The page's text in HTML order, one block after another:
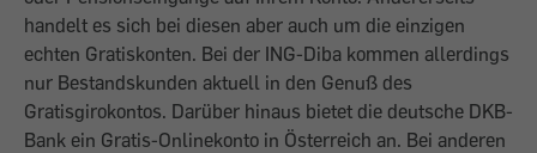
handelt es sich bei diesen aber auch um die einzigen
echten Gratiskonten. Bei der ING-Diba kommen allerdings
nur Bestandskunden aktuell in den Genuß des
Gratisgirokontos. Darüber hinaus bietet die deutsche DKB-
Bank ein Gratis-Onlinekonto in Österreich an. Bei anderen